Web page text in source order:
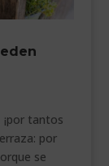
tantos
por
se